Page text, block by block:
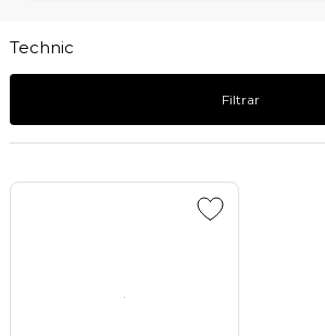
Technic
Filtrar